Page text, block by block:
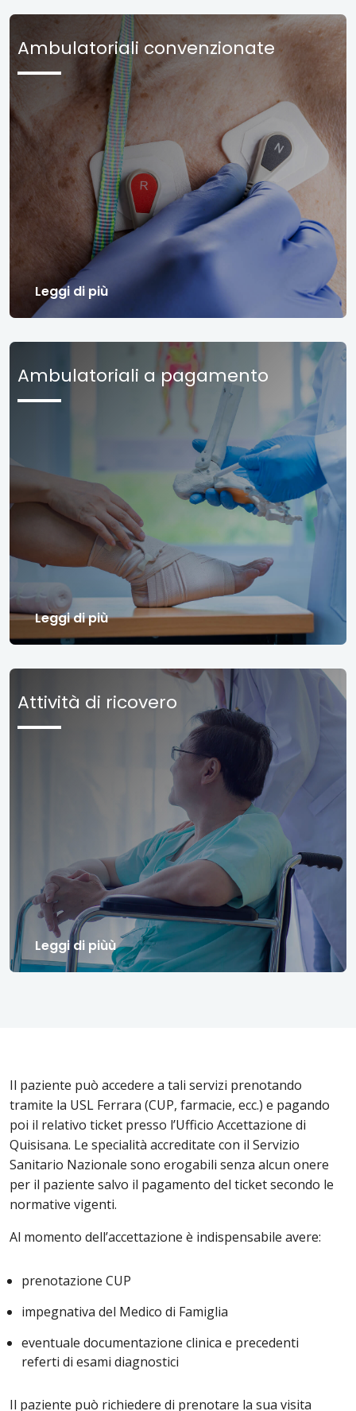
Ambulatoriali convenzionate
Leggi di più
Ambulatoriali a pagamento
Leggi di più
Attività di ricovero
Leggi di piùù
Il paziente può accedere a tali servizi prenotando
tramite la USL Ferrara (CUP, farmacie, ecc.) e pagando
poi il relativo ticket presso l’Ufficio Accettazione di
Quisisana. Le specialità accreditate con il Servizio
Sanitario Nazionale sono erogabili senza alcun onere
per il paziente salvo il pagamento del ticket secondo le
normative vigenti.
Al momento dell’accettazione è indispensabile avere:
prenotazione CUP
impegnativa del Medico di Famiglia
eventuale documentazione clinica e precedenti
referti di esami diagnostici
Il paziente può richiedere di prenotare la sua visita